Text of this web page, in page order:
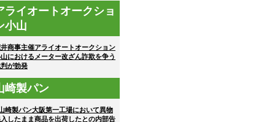
ライオートオークショ
小山
商事主催アライオートオークション
におけるメーター改ざん詐欺を争う
が勃発
崎製パン
崎製パン大阪第一工場において異物
したまま商品を出荷したとの内部告